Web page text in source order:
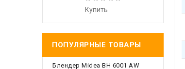
Купить
ПОПУЛЯРНЫЕ ТОВАРЫ
Блендер Midea BH 6001 AW